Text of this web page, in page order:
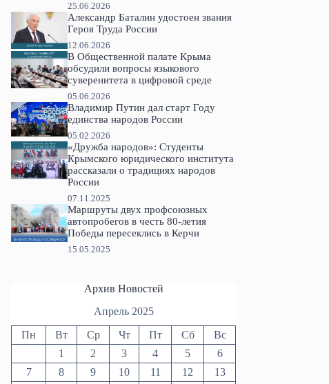
25.06.2026
Александр Баталин удостоен звания
Героя Труда России
12.06.2026
В Общественной палате Крыма
обсудили вопросы языкового
суверенитета в цифровой среде
05.06.2026
Владимир Путин дал старт Году
единства народов России
05.02.2026
«Дружба народов»: Студенты
Крымского юридического института
рассказали о традициях народов
России
07.11.2025
Маршруты двух профсоюзных
автопробегов в честь 80-летия
Победы пересеклись в Керчи
15.05.2025
Архив Новостей
Апрель 2025
Пн Вт Ср Чт Пт Сб
Вс
1
2 3 4 5
6
7
8 9 10 11 12
13